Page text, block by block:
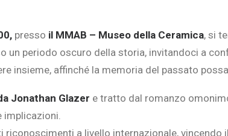
presso il MMAB – Museo della Ceramica, si
un periodo oscuro della storia, invitandoci a
insieme, affinché la memoria del passato
Jonathan Glazer e tratto dal romanzo
implicazioni.
a livello internazionale, vincendo